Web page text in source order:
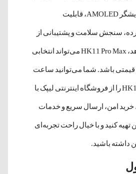
مکالمه بلوتوثی، نمایشگر AMOLED، قابلیت
سنجش سلامت و پشتیبانی از
زبان فارسی ارائه دهد، HK11 Pro Max می‌تواند انتخابی
قیمتی باشد. شما می‌توانید ساعت
هوشمند HK11 Pro Max را از فروشگاه اینترنتی لیپک با
خرید امن، ارسال سریع و خدمات
کنید و با خیال راحت تجربه‌ای
داشته باشید.